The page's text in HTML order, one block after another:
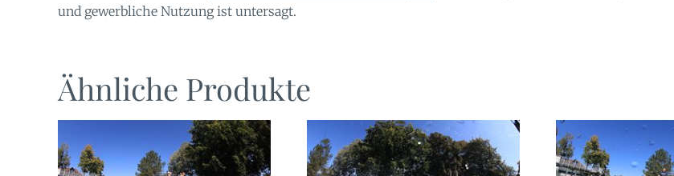
und gewerbliche Nutzung ist untersagt.
Ähnliche Produkte